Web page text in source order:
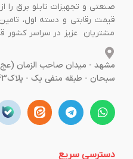
صنعتی و تجهیزات تابلو برق را
قیمت رقابتی و دسته اول،
مشتریان عزیز در سراسر کشور
مشهد - میدان صاحب الزمان
سبحان - طبقه منفی یک - پلاک43
دسترسی سریع